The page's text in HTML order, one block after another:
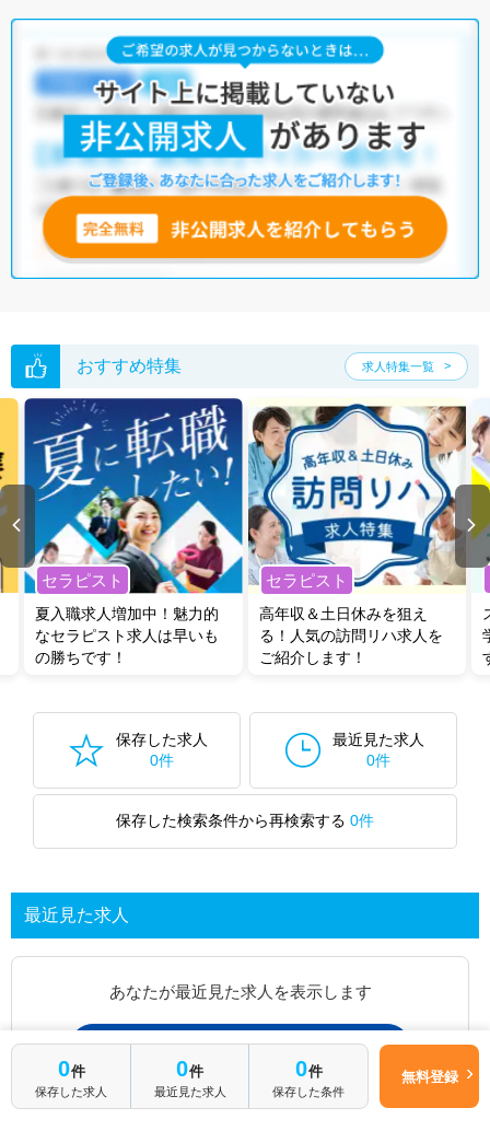
おすすめ特集 求人特集一覧
セラピスト
夏入職求人増加中！魅力的
なセラピスト求人は早いも
の勝ちです！
セラピスト
高年収＆土日休みを狙え
る！人気の訪問リハ求人を
ご紹介します！
保存した求人
0件
最近見た求人
0件
保存した検索条件から再検索する 0件
最近見た求人
あなたが最近見た求人を表示します
求人を探してみる
0件
保存した求人
0件
最近見た求人
0件
保存した条件
無料登録